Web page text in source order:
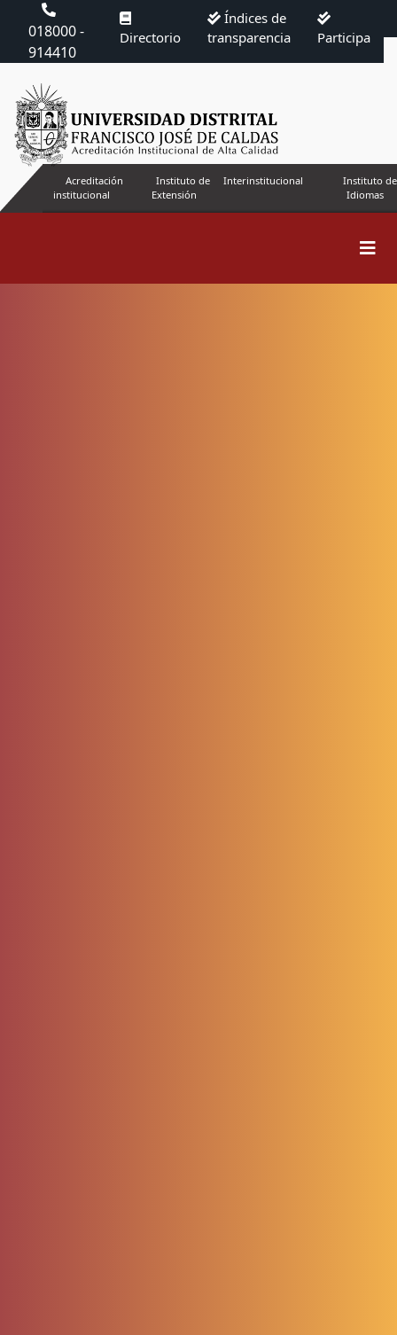
018000 -
914410
Directorio
Índices de
transparencia
Participa
Acreditación
institucional
Instituto de
Extensión
Interinstitucional
Instituto de
Idiomas